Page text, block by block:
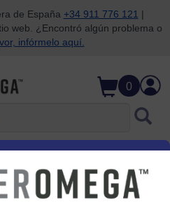
de España +34 911 776 121 |
web. ¿Encontró algún problema o
infórmelo aquí.
0
y supervisión
Sensores de proximidad